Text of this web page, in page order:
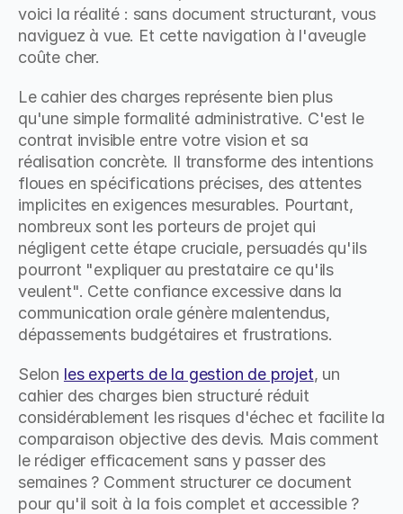
voici la réalité : sans document structurant, vous
naviguez à vue. Et cette navigation à l'aveugle
coûte cher.
Le cahier des charges représente bien plus
qu'une simple formalité administrative. C'est le
contrat invisible entre votre vision et sa
réalisation concrète. Il transforme des intentions
floues en spécifications précises, des attentes
implicites en exigences mesurables. Pourtant,
nombreux sont les porteurs de projet qui
négligent cette étape cruciale, persuadés qu'ils
pourront "expliquer au prestataire ce qu'ils
veulent". Cette confiance excessive dans la
communication orale génère malentendus,
dépassements budgétaires et frustrations.
Selon les experts de la gestion de projet, un
cahier des charges bien structuré réduit
considérablement les risques d'échec et facilite la
comparaison objective des devis. Mais comment
le rédiger efficacement sans y passer des
semaines ? Comment structurer ce document
pour qu'il soit à la fois complet et accessible ?